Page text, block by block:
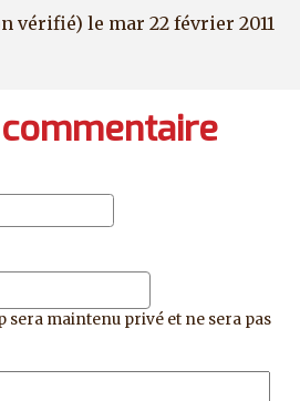
vérifié) le mar 22 février 2011
sera maintenu privé et ne sera pas